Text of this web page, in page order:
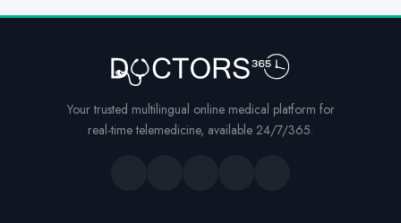
Your trusted multilingual online medical platform for
real-time telemedicine, available 24/7/365.